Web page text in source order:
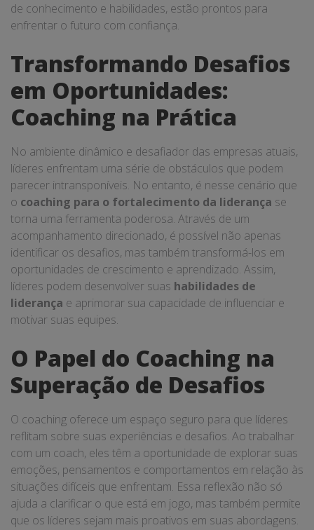
de conhecimento e habilidades, estão prontos para
enfrentar o futuro com confiança.
Transformando Desafios
em Oportunidades:
Coaching na Prática
No ambiente dinâmico e desafiador das empresas atuais,
líderes enfrentam uma série de obstáculos que podem
parecer intransponíveis. No entanto, é nesse cenário que
o coaching para o fortalecimento da liderança se
torna uma ferramenta poderosa. Através de um
acompanhamento direcionado, é possível não apenas
identificar os desafios, mas também transformá-los em
oportunidades de crescimento e aprendizado. Assim,
líderes podem desenvolver suas habilidades de
liderança e aprimorar sua capacidade de influenciar e
motivar suas equipes.
O Papel do Coaching na
Superação de Desafios
O coaching oferece um espaço seguro para que líderes
reflitam sobre suas experiências e desafios. Ao trabalhar
com um coach, eles têm a oportunidade de explorar suas
emoções, pensamentos e comportamentos em relação às
situações difíceis que enfrentam. Essa reflexão não só
ajuda a clarificar o que está em jogo, mas também permite
que os líderes sejam mais proativos em suas abordagens.